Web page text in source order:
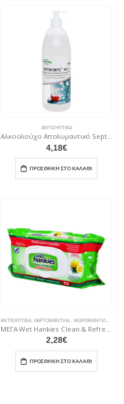
ΑΝΤΙΣΗΠΤΙΚΆ
Αλκοολούχο Aπολυμαντικό Septoforte Hand 40s 1Lt. με Αντλία
4,18€
ΠΡΟΣΘΉΚΗ ΣΤΟ ΚΑΛΆΘΙ
ΑΝΤΙΣΗΠΤΙΚΆ, ΧΑΡΤΟΜΆΝΤΙΛΑ - ΜΩΡΟΜΆΝΤΙΛΑ ,
2,28€
ΠΡΟΣΘΉΚΗ ΣΤΟ ΚΑΛΆΘΙ